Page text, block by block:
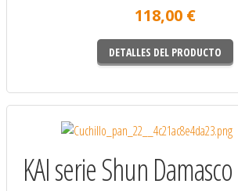
118,00 €
DETALLES DEL PRODUCTO
KAI serie Shun